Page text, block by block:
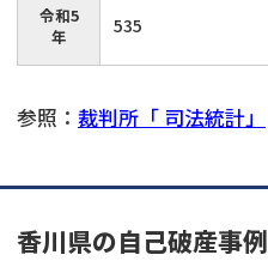
令和5
年
535
参照： 裁判所「 司法統計」
香川県の自己破産事例